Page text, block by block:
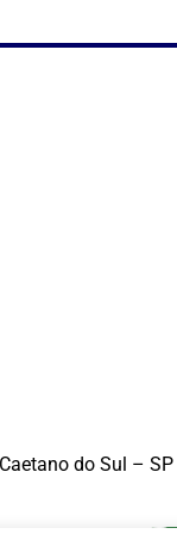
do Sul – SP